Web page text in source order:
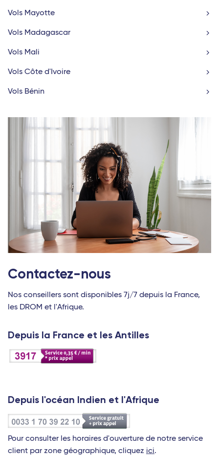
Vols Mayotte
Vols Madagascar
Vols Mali
Vols Côte d'Ivoire
Vols Bénin
Contactez-nous
Nos conseillers sont disponibles 7j/7 depuis la France,
les DROM et l'Afrique.
Depuis la France et les Antilles
Depuis l'océan Indien et l'Afrique
Pour consulter les horaires d'ouverture de notre service
client par zone géographique, cliquez ici.